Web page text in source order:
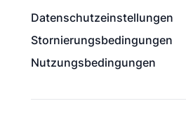
Datenschutzeinstellungen
Stornierungsbedingungen
Nutzungsbedingungen